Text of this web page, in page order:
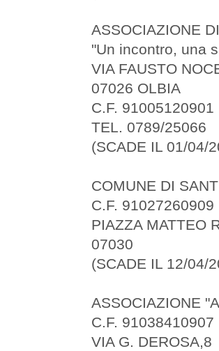
ASSOCIAZIONE
"Un incontro, una
VIA FAUSTO
07026 OLBIA
C.F. 91005120901
TEL. 0789/25066
(SCADE IL 01/04/
COMUNE DI
C.F. 91027260909
PIAZZA MATTEO
07030
(SCADE IL 12/04/
ASSOCIAZIONE
C.F. 91038410907
VIA G. DEROSA,8